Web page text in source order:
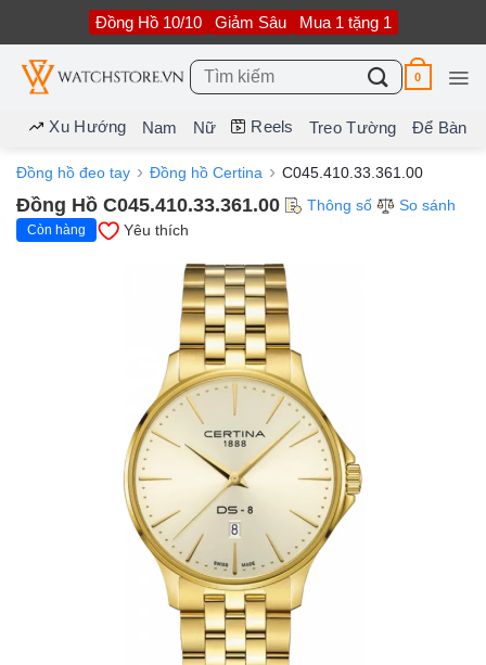
nội
dung
Đồng Hồ 10/10 Giảm Sâu Mua 1 tặng 1
Tìm
kiếm:
0
Xu Hướng Nam Nữ Reels Treo Tường Để Bàn
Đồng hồ đeo tay Đồng hồ Certina C045.410.33.361.00
Đồng Hồ C045.410.33.361.00 Thông số So sánh
Còn hàng Yêu thích